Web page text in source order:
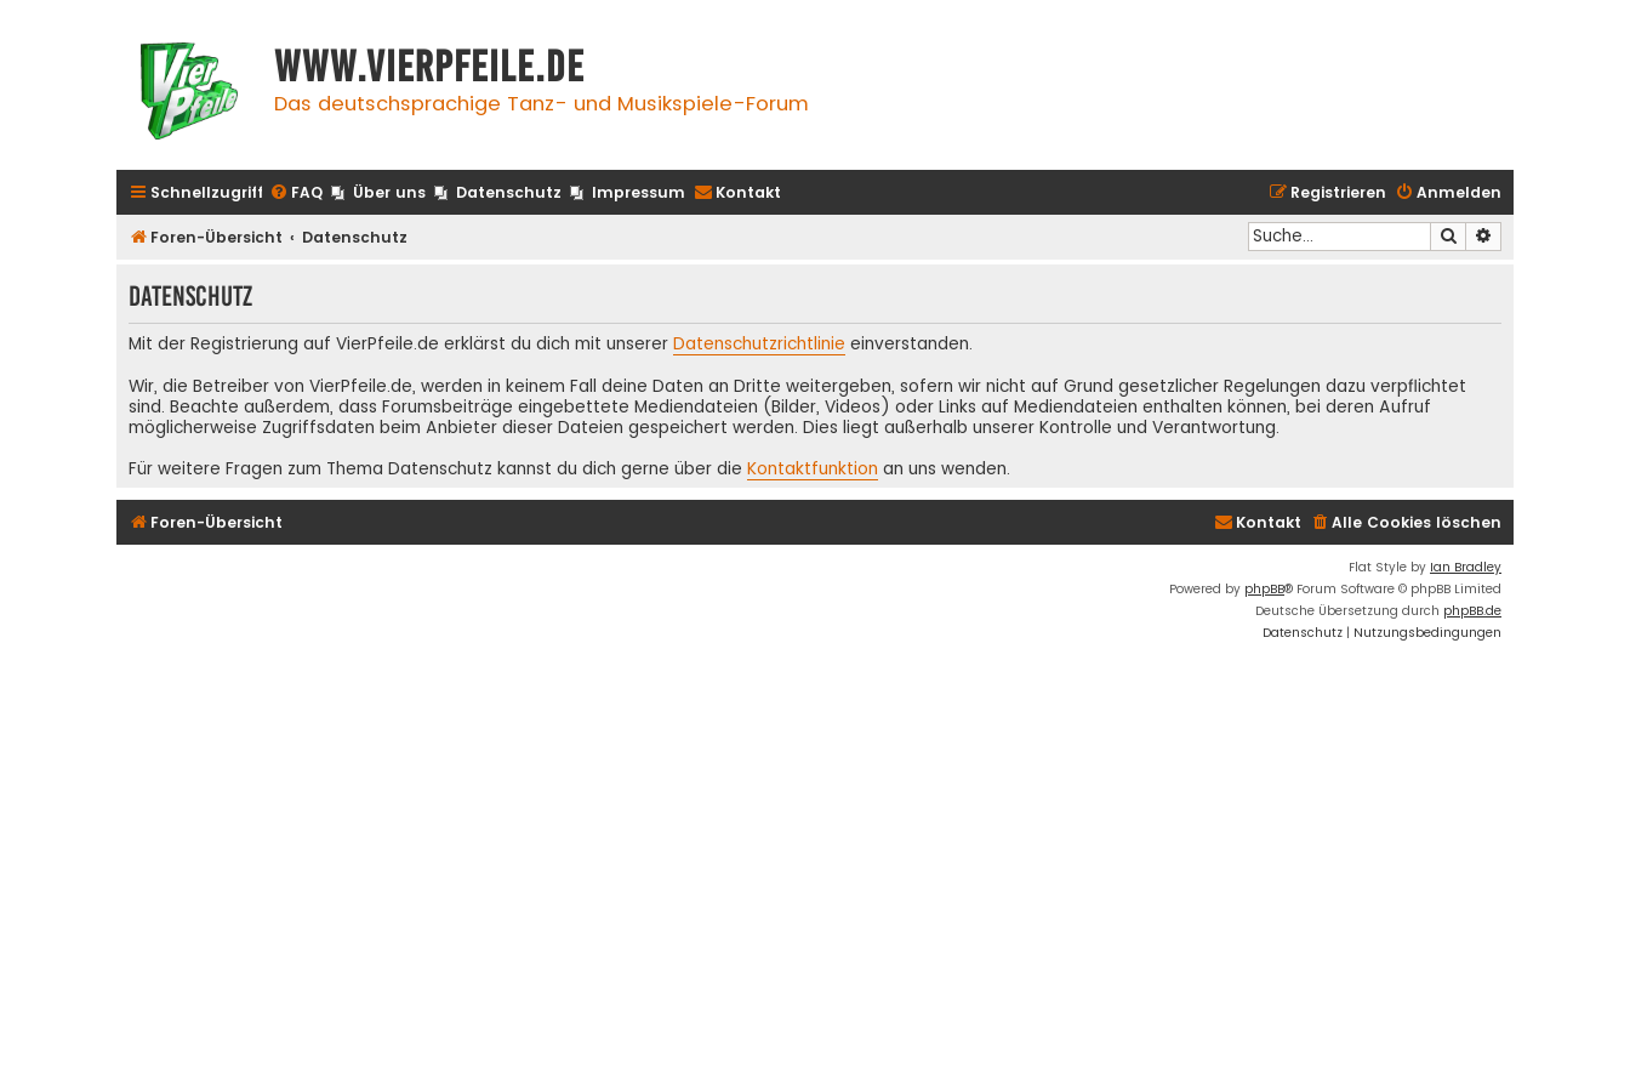
www.vierpfeile.de
Das deutschsprachige Tanz- und Musikspiele-Forum
Schnellzugriff FAQ Über uns Datenschutz Impressum Kontakt Anmelden
Registrieren
Foren-Übersicht Datenschutz Suche
Datenschutz
Mit der Registrierung auf VierPfeile.de erklärst du dich mit unserer Datenschutzrichtlinie einverstanden.
Wir, die Betreiber von VierPfeile.de, werden in keinem Fall deine Daten an Dritte weitergeben, sofern wir nicht auf Grund gesetzlicher Regelungen dazu verpflichtet
sind. Beachte außerdem, dass Forumsbeiträge eingebettete Mediendateien (Bilder, Videos) oder Links auf Mediendateien enthalten können, bei deren Aufruf
möglicherweise Zugriffsdaten beim Anbieter dieser Dateien gespeichert werden. Dies liegt außerhalb unserer Kontrolle und Verantwortung.
Für weitere Fragen zum Thema Datenschutz kannst du dich gerne über die Kontaktfunktion an uns wenden.
Foren-Übersicht Alle Cookies löschen
Kontakt
Flat Style by Ian Bradley
Powered by phpBB® Forum Software © phpBB Limited
Deutsche Übersetzung durch phpBB.de
Datenschutz | Nutzungsbedingungen